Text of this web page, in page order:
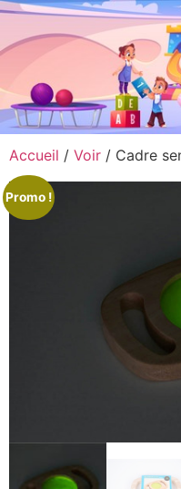
Accueil / Voir / Cadre
Promo !